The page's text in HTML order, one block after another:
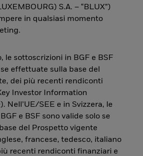
S.A. – “BLUX”)
in qualsiasi momento
le sottoscrizioni in BGF e BSF
effettuate sulla base del
dei più recenti rendiconti
Investor Information
Nell’UE/SEE e in Svizzera, le
e BSF sono valide solo se
del Prospetto vigente
francese, tedesco, italiano
recenti rendiconti finanziari e